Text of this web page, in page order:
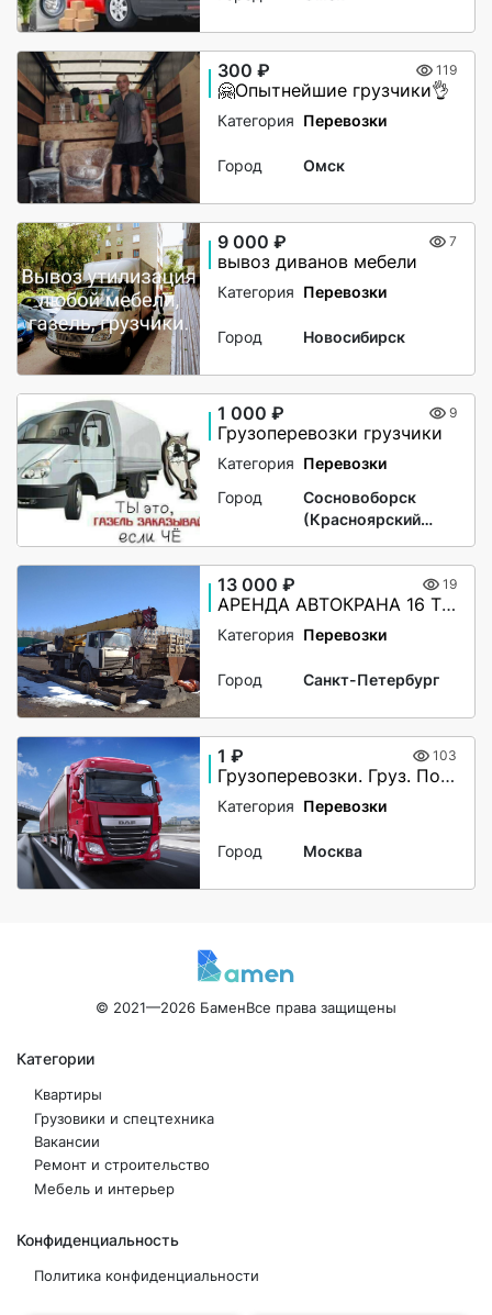
300 ₽ 119
🤗Опытнейшие грузчики👌
Категория Перевозки
Город Омск
9 000 ₽ 7
вывоз диванов мебели
Категория Перевозки
Город Новосибирск
1 000 ₽ 9
Грузоперевозки грузчики
Категория Перевозки
Город
Сосновоборск
(Красноярский
13 000 ₽ 19
АРЕНДА АВТОКРАНА 16 ТОНН , СТРЕЛА 18 МЕТРОВ
Категория Перевозки
Город Санкт-Петербург
1 ₽ 103
Грузоперевозки. Груз. Попутный груз. Догруз . Автовоз.
Категория Перевозки
Город Москва
© 2021—2026 БаменВсе права защищены
Категории
Квартиры
Грузовики и спецтехника
Вакансии
Ремонт и строительство
Мебель и интерьер
Конфиденциальность
Политика конфиденциальности